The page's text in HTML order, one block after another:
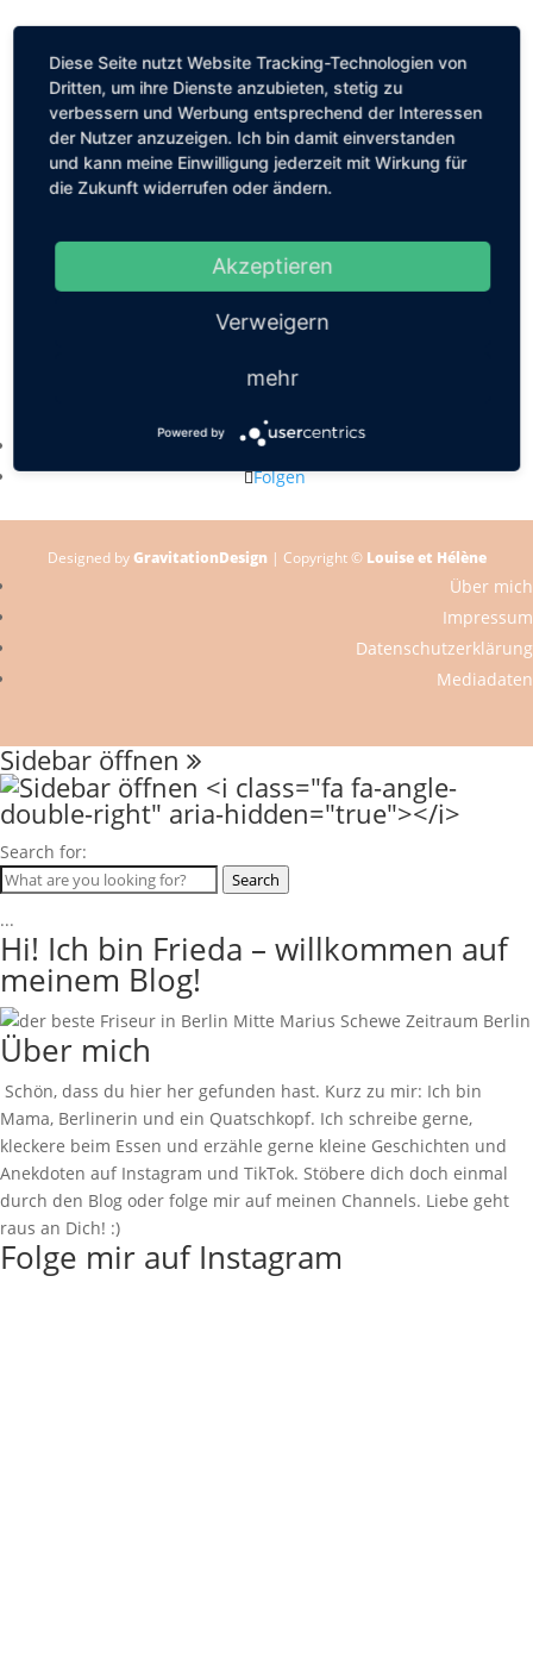
Kastanienallee 56, 10119 Berlin
mail@louiseethelene.de
Folgen
Folgen
Designed byGravitationDesign | Copyright © Louise et Hélène
Über mich
Impressum
Datenschutzerklärung
Mediadaten
Sidebar öffnen
Search for:
Search
...
Hi! Ich bin Frieda – willkommen auf
meinem Blog!
Über mich
Schön, dass du hier her gefunden hast. Kurz zu mir: Ich bin
Mama, Berlinerin und ein Quatschkopf. Ich schreibe gerne,
kleckere beim Essen und erzähle gerne kleine Geschichten und
Anekdoten auf Instagram und TikTok. Stöbere dich doch einmal
durch den Blog oder folge mir auf meinen Channels. Liebe geht
raus an Dich! :)
Folge mir auf Instagram
Diese Seite nutzt Website Tracking-Technologien von
Dritten, um ihre Dienste anzubieten, stetig zu
verbessern und Werbung entsprechend der Interessen
der Nutzer anzuzeigen. Ich bin damit einverstanden
und kann meine Einwilligung jederzeit mit Wirkung für
die Zukunft widerrufen oder ändern.
Akzeptieren
Verweigern
mehr
Powered by